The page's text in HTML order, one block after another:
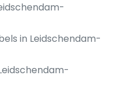
in Leidschendam-